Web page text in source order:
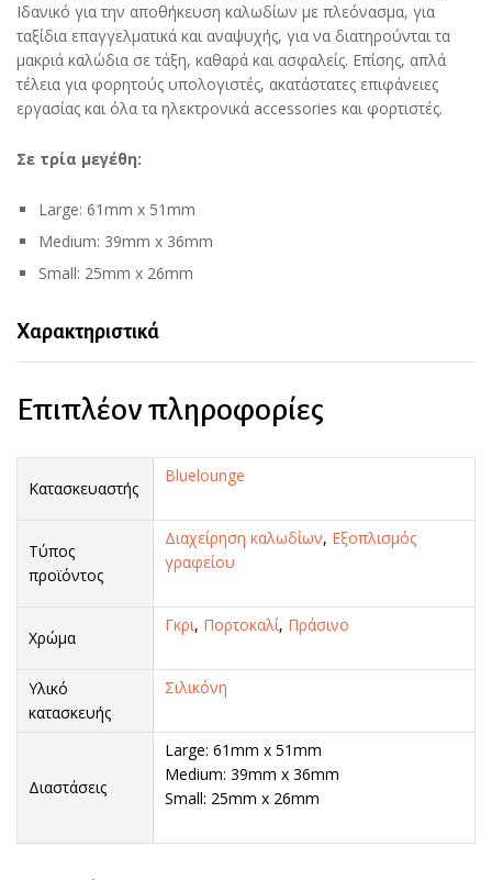
Ιδανικό για την αποθήκευση καλωδίων με πλεόνασμα, για
ταξίδια επαγγελματικά και αναψυχής, για να διατηρούνται τα
μακριά καλώδια σε τάξη, καθαρά και ασφαλείς. Επίσης, απλά
τέλεια για φορητούς υπολογιστές, ακατάστατες επιφάνειες
εργασίας και όλα τα ηλεκτρονικά accessories και φορτιστές.
Σε τρία μεγέθη:
Large: 61mm x 51mm
Medium: 39mm x 36mm
Small: 25mm x 26mm
Χαρακτηριστικά
Επιπλέον πληροφορίες
Κατασκευαστής
Bluelounge
Τύπος
προϊόντος
Διαχείρηση καλωδίων, Εξοπλισμός
γραφείου
Χρώμα
Γκρι, Πορτοκαλί, Πράσινο
Υλικό
κατασκευής
Σιλικόνη
Διαστάσεις
Large: 61mm x 51mm
Medium: 39mm x 36mm
Small: 25mm x 26mm